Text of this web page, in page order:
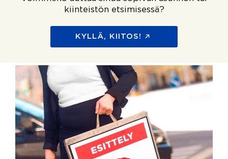
kiinteistön etsimisessä?
KYLLÄ, KIITOS!